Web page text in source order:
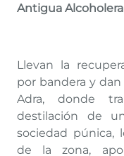
Antigua
Llevan la
por bandera y
Adra, donde
destilación de
sociedad
de la zona,